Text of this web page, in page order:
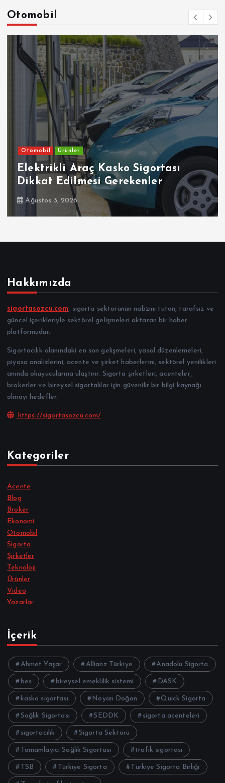
Otomobil
Ürünler
Araç Kasko Sigortası
Edilmesi Gerekenler
3, 2026
Hakkımızda
sigortasozcu.com, sigorta sektörünün nabzını tutan, tarafsız ve
güncel içerikleriyle sektörel gelişmeleri aktaran bir haber
platformudur.
Sigortacılık alanındaki en son gelişmeleri, yasal düzenlemeleri,
piyasa analizlerini, acente ve şirket haberlerini, sektörel yenilikleri
anında okuyucularına ulaştırır. Sigorta şirketleri, acenteler,
brokerler ve bireysel sigortalılar için güvenilir bir bilgi kaynağı
olmayı hedefler.
https://sigortasozcu.com/
Kategoriler
Acente
Blog
Broker
Ekonomi
Otomobil
Sigorta
Şirketler
Teknoloji
Ürünler
Video
Yazarlar
İçerik
Ahmet Yaşar Allianz Türkiye Anadolu Sigorta
bes bireysel emeklilik sistemi DASK
kasko sigortası Noyan Doğan Quick Sigorta
Sağlık Sigortası SEDDK sigorta acenteleri
sigortacılık Sigorta Sektörü
Tamamlayıcı Sağlık Sigortası trafik sigortası
TSB Türkiye Sigorta Türkiye Sigorta Birliği